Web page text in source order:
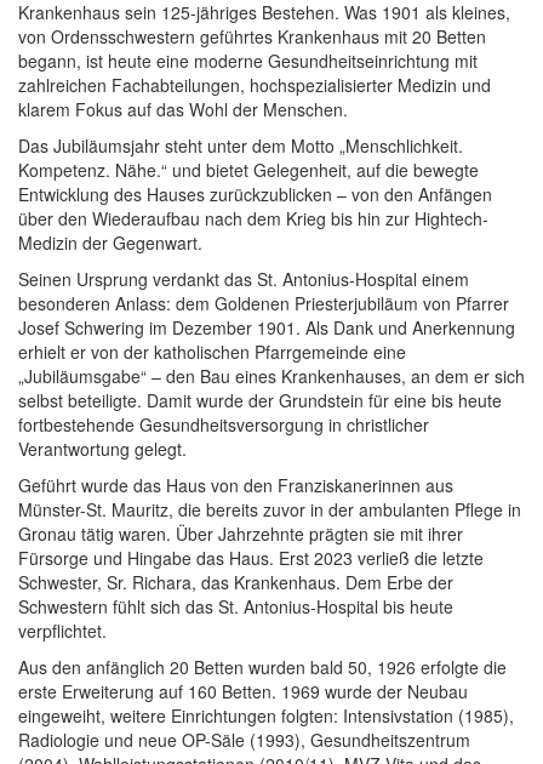
Krankenhaus sein 125-jähriges Bestehen. Was 1901 als kleines,
von Ordensschwestern geführtes Krankenhaus mit 20 Betten
begann, ist heute eine moderne Gesundheitseinrichtung mit
zahlreichen Fachabteilungen, hochspezialisierter Medizin und
klarem Fokus auf das Wohl der Menschen.
Das Jubiläumsjahr steht unter dem Motto „Menschlichkeit.
Kompetenz. Nähe.“ und bietet Gelegenheit, auf die bewegte
Entwicklung des Hauses zurückzublicken – von den Anfängen
über den Wiederaufbau nach dem Krieg bis hin zur Hightech-
Medizin der Gegenwart.
Seinen Ursprung verdankt das St. Antonius-Hospital einem
besonderen Anlass: dem Goldenen Priesterjubiläum von Pfarrer
Josef Schwering im Dezember 1901. Als Dank und Anerkennung
erhielt er von der katholischen Pfarrgemeinde eine
„Jubiläumsgabe“ – den Bau eines Krankenhauses, an dem er sich
selbst beteiligte. Damit wurde der Grundstein für eine bis heute
fortbestehende Gesundheitsversorgung in christlicher
Verantwortung gelegt.
Geführt wurde das Haus von den Franziskanerinnen aus
Münster-St. Mauritz, die bereits zuvor in der ambulanten Pflege in
Gronau tätig waren. Über Jahrzehnte prägten sie mit ihrer
Fürsorge und Hingabe das Haus. Erst 2023 verließ die letzte
Schwester, Sr. Richara, das Krankenhaus. Dem Erbe der
Schwestern fühlt sich das St. Antonius-Hospital bis heute
verpflichtet.
Aus den anfänglich 20 Betten wurden bald 50, 1926 erfolgte die
erste Erweiterung auf 160 Betten. 1969 wurde der Neubau
eingeweiht, weitere Einrichtungen folgten: Intensivstation (1985),
Radiologie und neue OP-Säle (1993), Gesundheitszentrum